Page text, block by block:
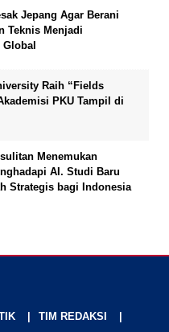
Jepang Agar Berani
Teknis Menjadi
Raih “Fields
PKU Tampil di
Menemukan
AI. Studi Baru
Strategis bagi Indonesia
TIM REDAKSI